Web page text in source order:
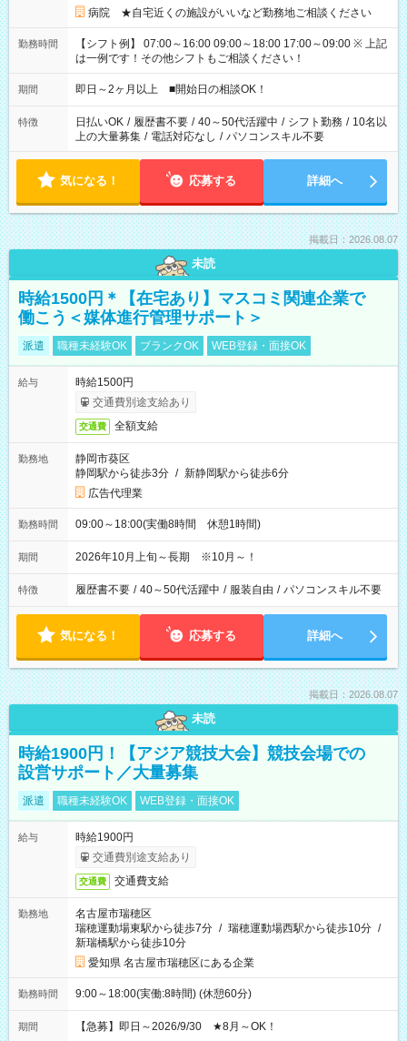
病院 ★自宅近くの施設がいいなど勤務地ご相談ください
勤務時間
【シフト例】 07:00～16:00 09:00～18:00 17:00～09:00 ※ 上記
は一例です！その他シフトもご相談ください！
期間 即日～2ヶ月以上 ■開始日の相談OK！
特徴 日払いOK / 履歴書不要 / 40～50代活躍中 / シフト勤務 / 10名以
上の大量募集 / 電話対応なし / パソコンスキル不要
気になる！ 応募する 詳細へ
掲載日：2026.08.07
未読
時給1500円＊【在宅あり】マスコミ関連企業で
働こう＜媒体進行管理サポート＞
派遣 職種未経験OK ブランクOK WEB登録・面接OK
給与
時給1500円
交通費別途支給あり
交通費 全額支給
勤務地
静岡市葵区
静岡駅から徒歩3分 / 新静岡駅から徒歩6分
広告代理業
勤務時間 09:00～18:00(実働8時間 休憩1時間)
期間 2026年10月上旬～長期 ※10月～！
特徴 履歴書不要 / 40～50代活躍中 / 服装自由 / パソコンスキル不要
気になる！ 応募する 詳細へ
掲載日：2026.08.07
未読
時給1900円！【アジア競技大会】競技会場での
設営サポート／大量募集
派遣 職種未経験OK WEB登録・面接OK
給与
時給1900円
交通費別途支給あり
交通費 交通費支給
勤務地
名古屋市瑞穂区
瑞穂運動場東駅から徒歩7分 / 瑞穂運動場西駅から徒歩10分 /
新瑞橋駅から徒歩10分
愛知県 名古屋市瑞穂区にある企業
勤務時間 9:00～18:00(実働:8時間) (休憩60分)
期間 【急募】即日～2026/9/30 ★8月～OK！